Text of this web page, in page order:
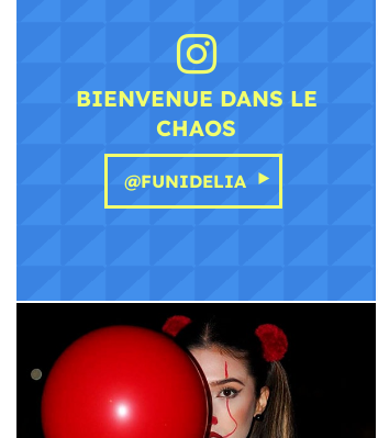
BIENVENUE DANS LE
CHAOS
@FUNIDELIA